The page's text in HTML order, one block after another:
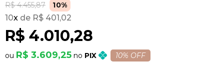
R$ 4.455,87 10%
R$ 4.010,28
10x R$ 401,02
R$ 3.609,25 PIX 10% OFF
Pulseiras
Piercing